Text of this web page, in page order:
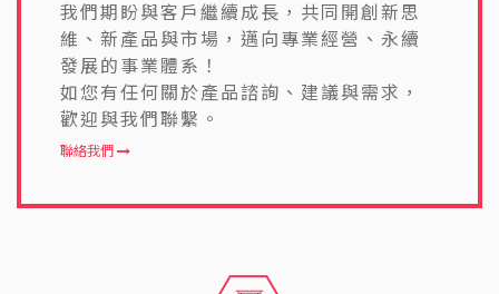
我們期盼與客戶繼續成長，共同開創新思
維、新產品與市場，邁向專業經營、永續
發展的事業體系！
如您有任何關於產品諮詢、建議與需求，
歡迎與我們聯繫。
聯絡我們